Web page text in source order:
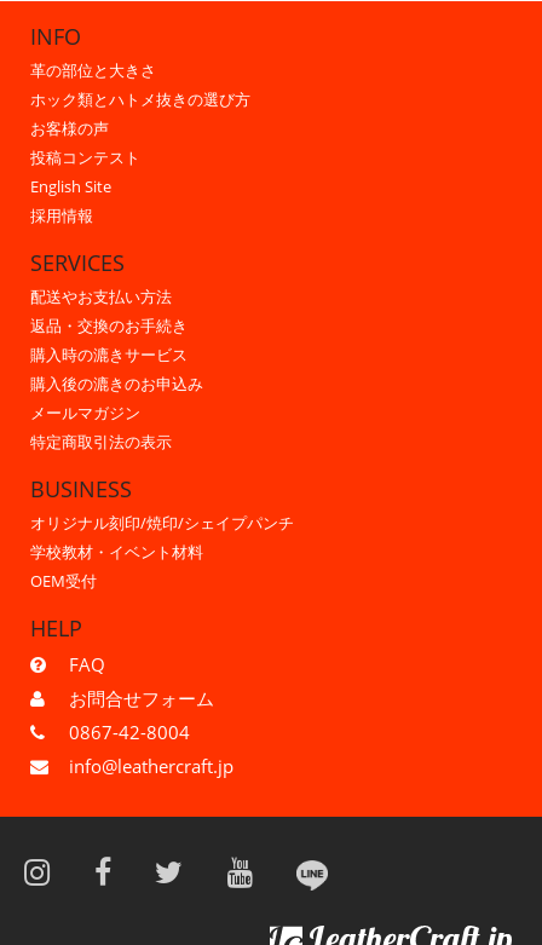
INFO
革の部位と大きさ
ホック類とハトメ抜きの選び方
お客様の声
投稿コンテスト
English Site
採用情報
SERVICES
配送やお支払い方法
返品・交換のお手続き
購入時の漉きサービス
購入後の漉きのお申込み
メールマガジン
特定商取引法の表示
BUSINESS
オリジナル刻印/焼印/シェイプパンチ
学校教材・イベント材料
OEM受付
HELP
FAQ
お問合せフォーム
0867-42-8004
info@leathercraft.jp